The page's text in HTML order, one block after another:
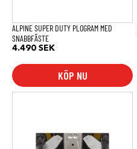
ALPINE SUPER DUTY PLOGRAM MED
SNABBFÄSTE
4.490 SEK
KÖP NU